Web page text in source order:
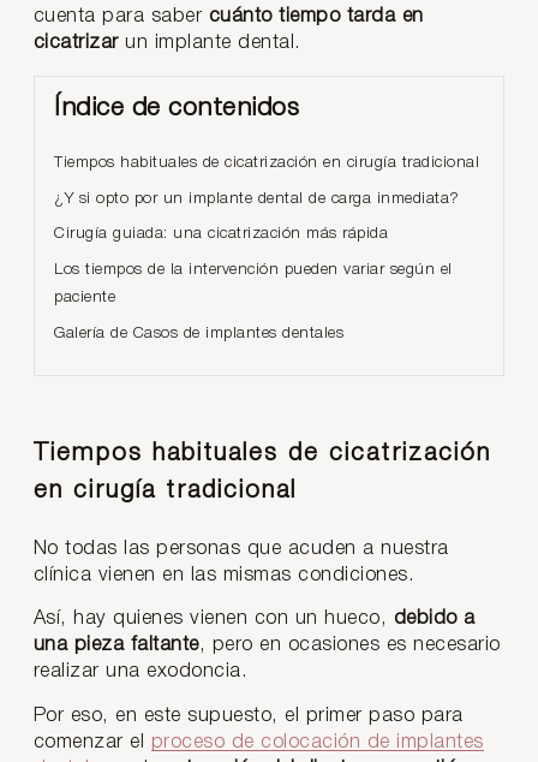
cuenta para saber cuánto tiempo tarda en
cicatrizarun implante dental.
Índice de contenidos
Tiempos habituales de cicatrización en cirugía tradicional
¿Y si opto por un implante dental de carga inmediata?
Cirugía guiada: una cicatrización más rápida
Los tiempos de la intervención pueden variar según el
paciente
Galería de Casos de implantes dentales
Tiempos habituales de cicatrización
en cirugía tradicional
No todas las personas que acuden a nuestra
clínica vienen en las mismas condiciones.
Así, hay quienes vienen con un hueco, debido a
una pieza faltante, pero en ocasiones es necesario
realizar una exodoncia.
Por eso, en este supuesto, el primer paso para
comenzar el proceso de colocación de implantes